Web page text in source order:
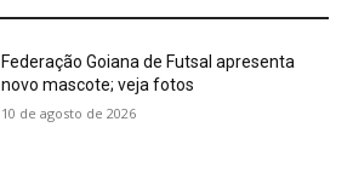
Federação Goiana de Futsal apresenta
novo mascote; veja fotos
10 de agosto de 2026